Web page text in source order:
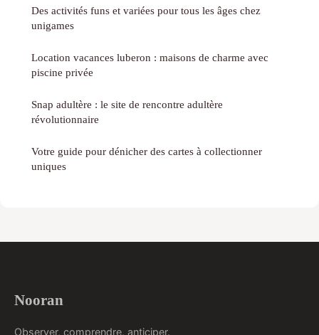
Des activités funs et variées pour tous les âges chez
unigames
Location vacances luberon : maisons de charme avec
piscine privée
Snap adultère : le site de rencontre adultère
révolutionnaire
Votre guide pour dénicher des cartes à collectionner
uniques
Nooran
Observer, comprendre, anticiper.